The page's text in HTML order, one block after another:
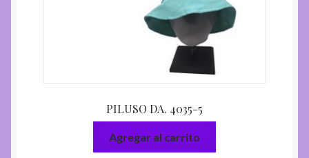
PILUSO DA. 4035-5
Agregar al carrito